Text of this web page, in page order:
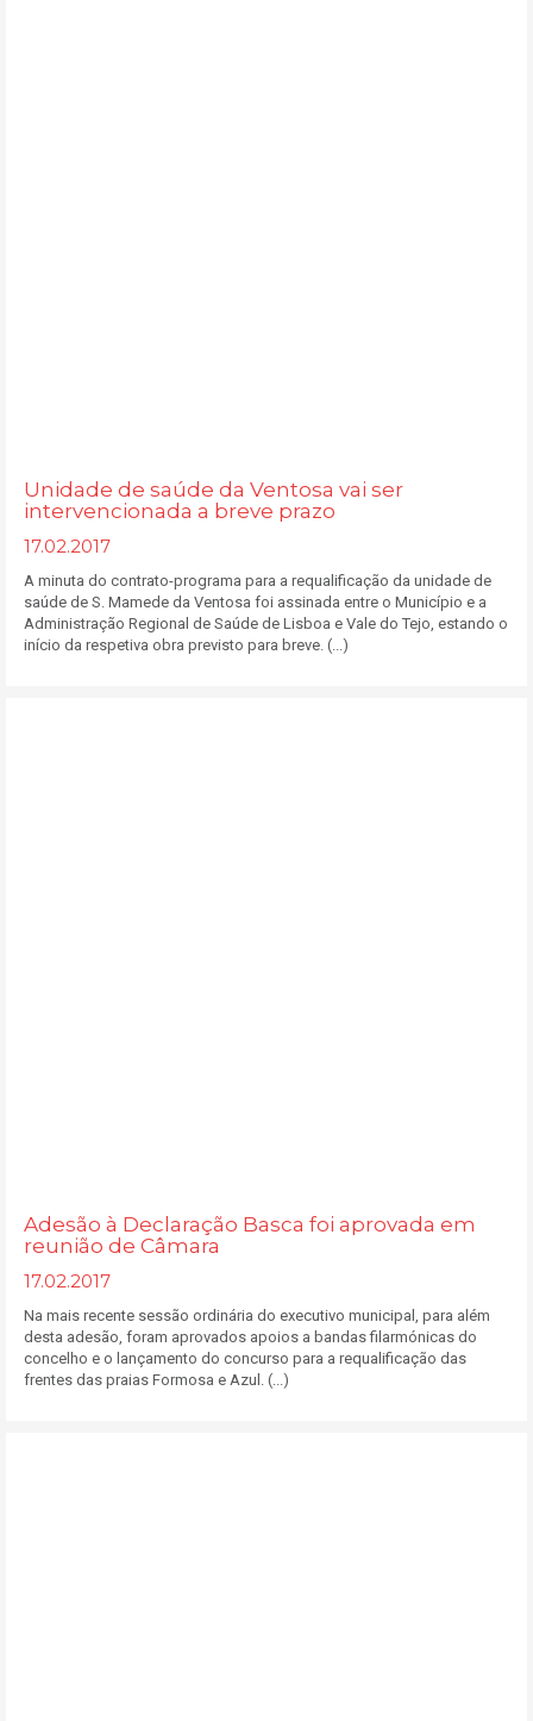
Unidade de saúde da Ventosa vai ser
intervencionada a breve prazo
17.02.2017
A minuta do contrato-programa para a requalificação da unidade de
saúde de S. Mamede da Ventosa foi assinada entre o Município e a
Administração Regional de Saúde de Lisboa e Vale do Tejo, estando o
início da respetiva obra previsto para breve. (...)
Adesão à Declaração Basca foi aprovada em
reunião de Câmara
17.02.2017
Na mais recente sessão ordinária do executivo municipal, para além
desta adesão, foram aprovados apoios a bandas filarmónicas do
concelho e o lançamento do concurso para a requalificação das
frentes das praias Formosa e Azul. (...)